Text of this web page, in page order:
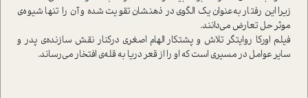
زیرا این رفتار به‌عنوان یک الگوی در ذهنشان تقویت شده و آن را تنها شیوه‌ی
موثر حل تعارض می‌دانند.
فیلم اورکا روایتگر تلاش و پشتکار الهام اصغری در‌کنار نقش سازنده‌‌ی پدر و
سایر عوامل در مسیری ا‌ست که او را از قعر دریا به قله‌ی افتخار می‌رساند.